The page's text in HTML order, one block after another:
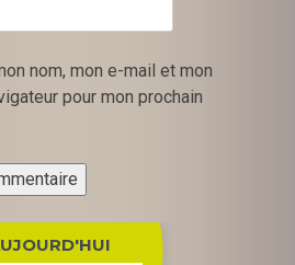
nom, mon e-mail et mon
pour mon prochain